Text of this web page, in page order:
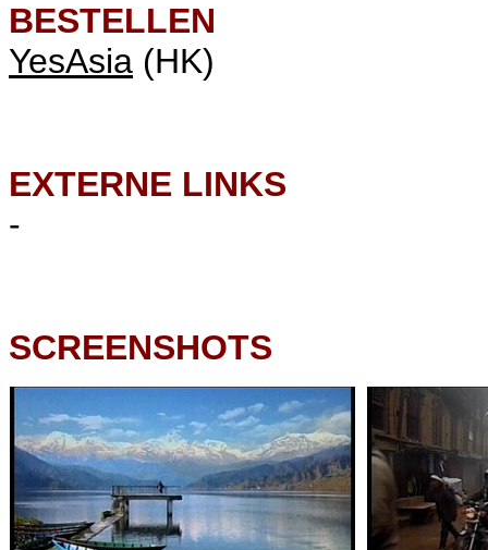
BESTELLEN
YesAsia (HK)
EXTERNE LINKS
-
SCREENSHOTS